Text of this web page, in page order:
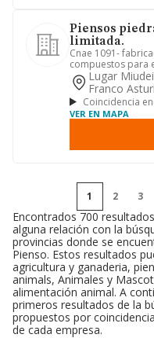
Piensos
limitada.
Cnae 1091-
compuestos para
Lugar
Franco
Coincidencia
VER EN MAPA
1 2 3
Encontrados 700
alguna relación con la
provincias donde se
Pienso. Estos resultados
agricultura y ganaderia,
animals, Animales y
alimentación animal. A
primeros resultados de la
propuestos por
de cada empresa.